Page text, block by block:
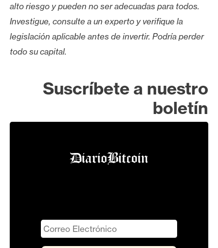
alto riesgo y pueden no ser adecuadas para todos.
Investigue, consulte a un experto y verifique la
legislación aplicable antes de invertir. Podría perder
todo su capital.
Suscríbete a nuestro
boletín